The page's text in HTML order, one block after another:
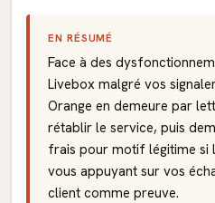
EN RÉSUMÉ
Face à des
Livebox malgré vos
Orange en demeure par
rétablir le service, puis
frais pour motif légitime si
vous appuyant sur vos
client comme preuve.